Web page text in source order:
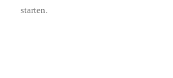
starten.